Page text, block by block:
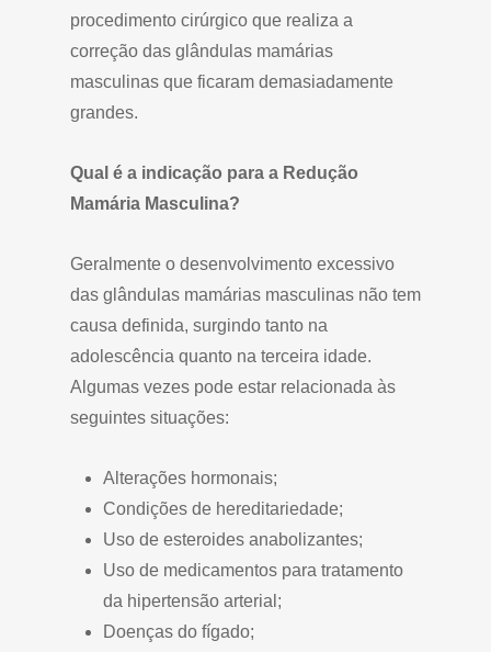
procedimento cirúrgico que realiza a
correção das glândulas mamárias
masculinas que ficaram demasiadamente
grandes.
Qual é a indicação para a Redução
Mamária Masculina?
Geralmente o desenvolvimento excessivo
das glândulas mamárias masculinas não tem
causa definida, surgindo tanto na
adolescência quanto na terceira idade.
Algumas vezes pode estar relacionada às
seguintes situações:
Alterações hormonais;
Condições de hereditariedade;
Uso de esteroides anabolizantes;
Uso de medicamentos para tratamento
da hipertensão arterial;
Doenças do fígado;